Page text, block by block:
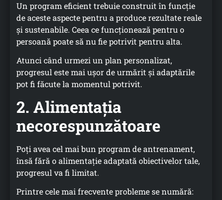
Un program eficient trebuie construit în funcție
de aceste aspecte pentru a produce rezultate reale
și sustenabile. Ceea ce funcționează pentru o
persoană poate să nu fie potrivit pentru alta.
Atunci când urmezi un plan personalizat,
progresul este mai ușor de urmărit și adaptările
pot fi făcute la momentul potrivit.
2. Alimentația
necorespunzătoare
Poți avea cel mai bun program de antrenament,
însă fără o alimentație adaptată obiectivelor tale,
progresul va fi limitat.
Printre cele mai frecvente probleme se numără: